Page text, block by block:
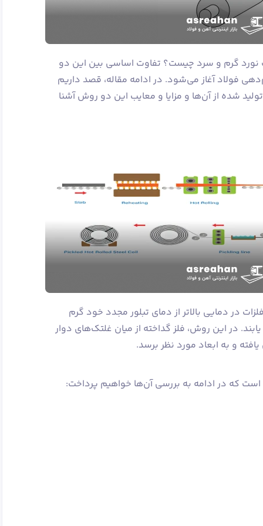
نورد گرم و سرد چیست؟ تفاوت اساسی بین این دو
فولاد آغاز می‌شود. در ادامه مقاله، قصد داریم
شده از آن‌ها و مزایا و معایب این دو روش آشنا
در دمایی بالاتر از دمای تبلور مجدد خود گرم
در این روش، فلز گداخته از میان غلتک‌های دوار
و به ابعاد مورد نظر برسد.
است که در ادامه به بررسی آن‌ها خواهیم پرداخت: